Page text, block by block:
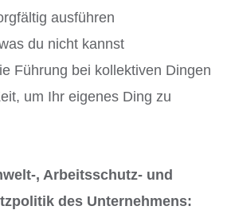
ausführen
du nicht kannst
Führung bei kollektiven Dingen
um Ihr eigenes Ding zu
, Arbeitsschutz- und
des Unternehmens: